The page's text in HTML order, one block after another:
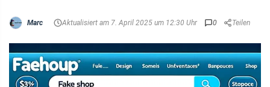
Marc Aktualisiert am 7. April 2025 um 12:30 Uhr 0 Teilen